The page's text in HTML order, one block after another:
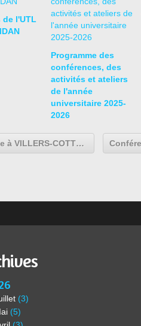
l'UTL
Programme des
conférences, des
activités et ateliers
de l'année
universitaire 2025-
2026
Voyage à VILLERS-COTTERÊTS le samedi 17 mai 2025
(3)
(5)